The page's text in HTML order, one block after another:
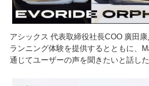
アシックス 代表取締役社長COO 廣田
ランニング体験を提供するとともに、
通じてユーザーの声を聞きたいと話した